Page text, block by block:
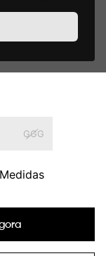
e quais
dados
nosso site,
incluindo,
nosso aviso de
GGG